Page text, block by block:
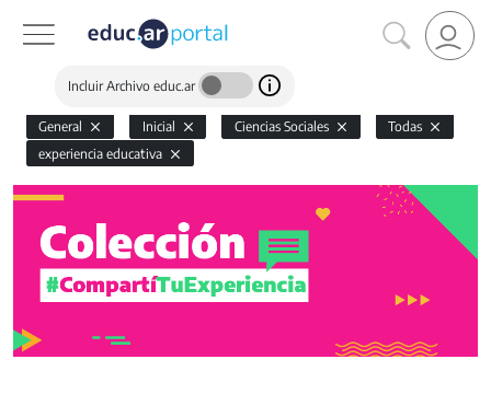
Incluir Archivo educ.ar
General Inicial Ciencias Sociales
Todas
experiencia educativa